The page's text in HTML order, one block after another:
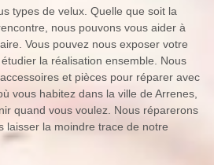
types de velux. Quelle que soit la
nous pouvons vous aider à
Vous pouvez nous exposer votre
la réalisation ensemble. Nous
et pièces pour réparer avec
vous habitez dans la ville de Arrenes,
quand vous voulez. Nous réparerons
laisser la moindre trace de notre